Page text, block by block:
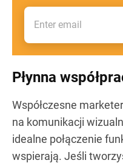
Płynna
Współczesne
na komunikacji
idealne połączenie
wspierają. Jeśli